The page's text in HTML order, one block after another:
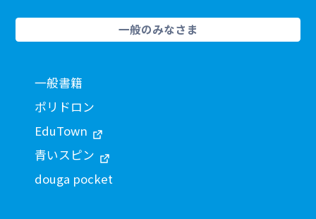
一般のみなさま
一般書籍
ポリドロン
EduTown
青いスピン
douga pocket